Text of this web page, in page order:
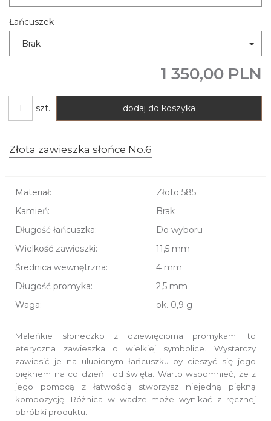
Łańcuszek
Brak
1 350,00 PLN
szt. dodaj do koszyka
Złota zawieszka słońce No.6
Materiał:
Złoto 585
Kamień:
Brak
Długość łańcuszka:
Do wyboru
Wielkość zawieszki:
11,5 mm
Średnica wewnętrzna:
4 mm
Długość promyka:
2,5 mm
Waga:
ok. 0,9 g
Maleńkie słoneczko z dziewięcioma promykami to
eteryczna zawieszka o wielkiej symbolice. Wystarczy
zawiesić je na ulubionym łańcuszku by cieszyć się jego
pięknem na co dzień i od święta. Warto wspomnieć, że z
jego pomocą z łatwością stworzysz niejedną piękną
kompozycję. Różnica w wadze może wynikać z ręcznej
obróbki produktu.